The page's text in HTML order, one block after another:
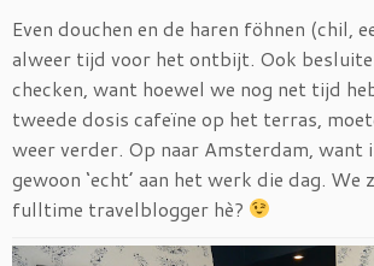
Even douchen en de haren föhnen (chil,
alweer tijd voor het ontbijt. Ook
checken, want hoewel we nog net tijd
tweede dosis cafeïne op het terras,
weer verder. Op naar Amsterdam, want
gewoon ‘echt’ aan het werk die dag. We
fulltime travelblogger hè?